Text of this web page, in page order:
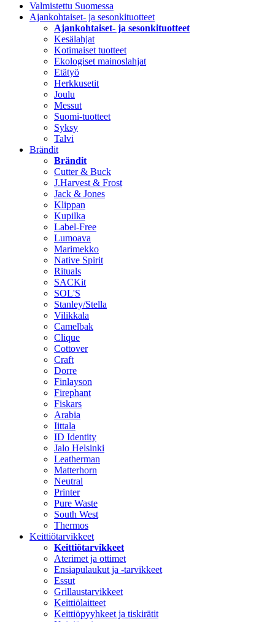
Valmistettu Suomessa
Ajankohtaiset- ja sesonkituotteet
Ajankohtaiset- ja sesonkituotteet
Kesälahjat
Kotimaiset tuotteet
Ekologiset mainoslahjat
Etätyö
Herkkusetit
Joulu
Messut
Suomi-tuotteet
Syksy
Talvi
Brändit
Brändit
Cutter & Buck
J.Harvest & Frost
Jack & Jones
Klippan
Kupilka
Label-Free
Lumoava
Marimekko
Native Spirit
Rituals
SACKit
SOL'S
Stanley/Stella
Vilikkala
Camelbak
Clique
Cottover
Craft
Dorre
Finlayson
Firephant
Fiskars
Arabia
Iittala
ID Identity
Jalo Helsinki
Leatherman
Matterhorn
Neutral
Printer
Pure Waste
South West
Thermos
Keittiötarvikkeet
Keittiötarvikkeet
Aterimet ja ottimet
Ensiapulaukut ja -tarvikkeet
Essut
Grillaustarvikkeet
Keittiölaitteet
Keittiöpyyhkeet ja tiskirätit